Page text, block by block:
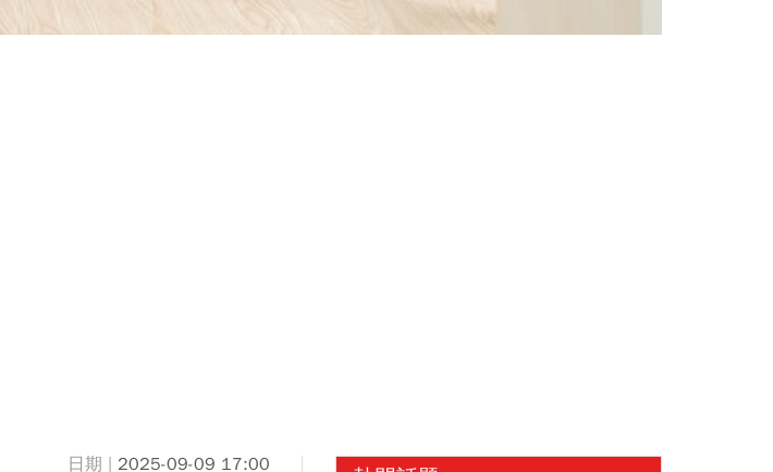
2025-09-09 17:00